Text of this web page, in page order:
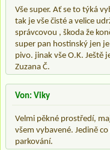
Vše super. Ať se to týká
tak je vše čisté a velice
správcovou , škoda že
super pan hostinský jen
pivo. jinak vše O.K. Ještě
Zuzana Č.
Von: Viky
Velmi pěkné prostředí,
všem vybavené. Jedině
parkování.